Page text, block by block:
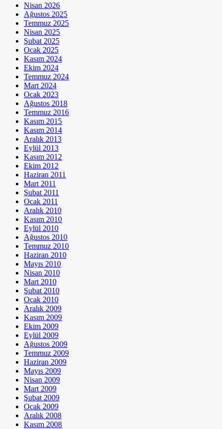
Nisan 2026
Ağustos 2025
Temmuz 2025
Nisan 2025
Şubat 2025
Ocak 2025
Kasım 2024
Ekim 2024
Temmuz 2024
Mart 2024
Ocak 2023
Ağustos 2018
Temmuz 2016
Kasım 2015
Kasım 2014
Aralık 2013
Eylül 2013
Kasım 2012
Ekim 2012
Haziran 2011
Mart 2011
Şubat 2011
Ocak 2011
Aralık 2010
Kasım 2010
Eylül 2010
Ağustos 2010
Temmuz 2010
Haziran 2010
Mayıs 2010
Nisan 2010
Mart 2010
Şubat 2010
Ocak 2010
Aralık 2009
Kasım 2009
Ekim 2009
Eylül 2009
Ağustos 2009
Temmuz 2009
Haziran 2009
Mayıs 2009
Nisan 2009
Mart 2009
Şubat 2009
Ocak 2009
Aralık 2008
Kasım 2008